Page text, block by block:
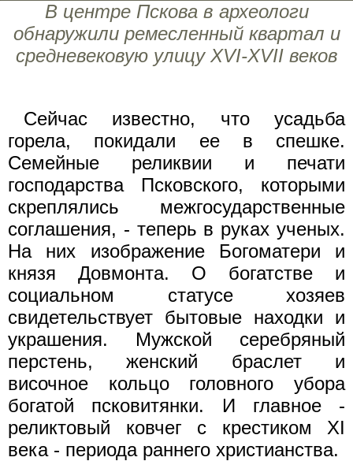
В центре Пскова в археологи
обнаружили ремесленный квартал и
средневековую улицу XVI-XVII веков
Сейчас известно, что усадьба
горела, покидали ее в спешке.
Семейные реликвии и печати
господарства Псковского, которыми
скреплялись межгосударственные
соглашения, - теперь в руках ученых.
На них изображение Богоматери и
князя Довмонта. О богатстве и
социальном статусе хозяев
свидетельствует бытовые находки и
украшения. Мужской серебряный
перстень, женский браслет и
височное кольцо головного убора
богатой псковитянки. И главное -
реликтовый ковчег с крестиком XI
века - периода раннего христианства.